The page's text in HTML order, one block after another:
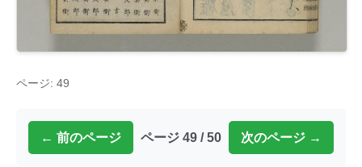
ページ: 49
← 前のページ ページ 49 / 50 次のページ →